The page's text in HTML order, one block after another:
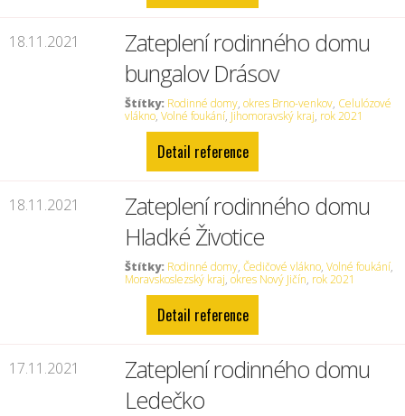
18.11.2021
Zateplení rodinného domu
bungalov Drásov
Štítky: Rodinné domy,okres Brno-venkov, Celulózové
vlákno,Volné foukání, Jihomoravský kraj, rok 2021
Detail reference
18.11.2021
Zateplení rodinného domu
Hladké Životice
Štítky: Rodinné domy,Čedičové vlákno,Volné foukání,
Moravskoslezský kraj,okres Nový Jičín, rok 2021
Detail reference
17.11.2021
Zateplení rodinného domu
Ledečko